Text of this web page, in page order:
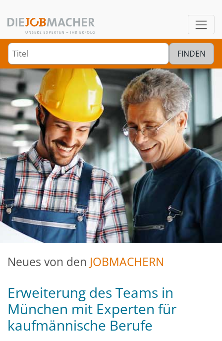
Neues von den JOBMACHERN
Erweiterung des Teams in
München mit Experten für
kaufmännische Berufe